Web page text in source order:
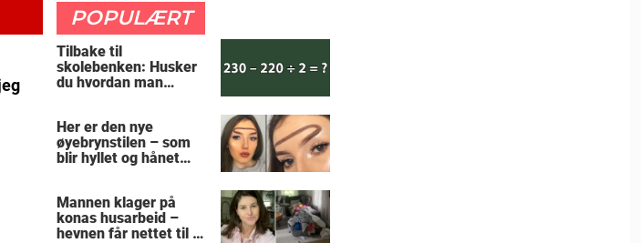
POPULÆRT
Tilbake til
skolebenken: Husker
du hvordan man
Her er den nye
øyebrynstilen – som
blir hyllet og hånet
Mannen klager på
konas husarbeid –
hevnen får nettet til å